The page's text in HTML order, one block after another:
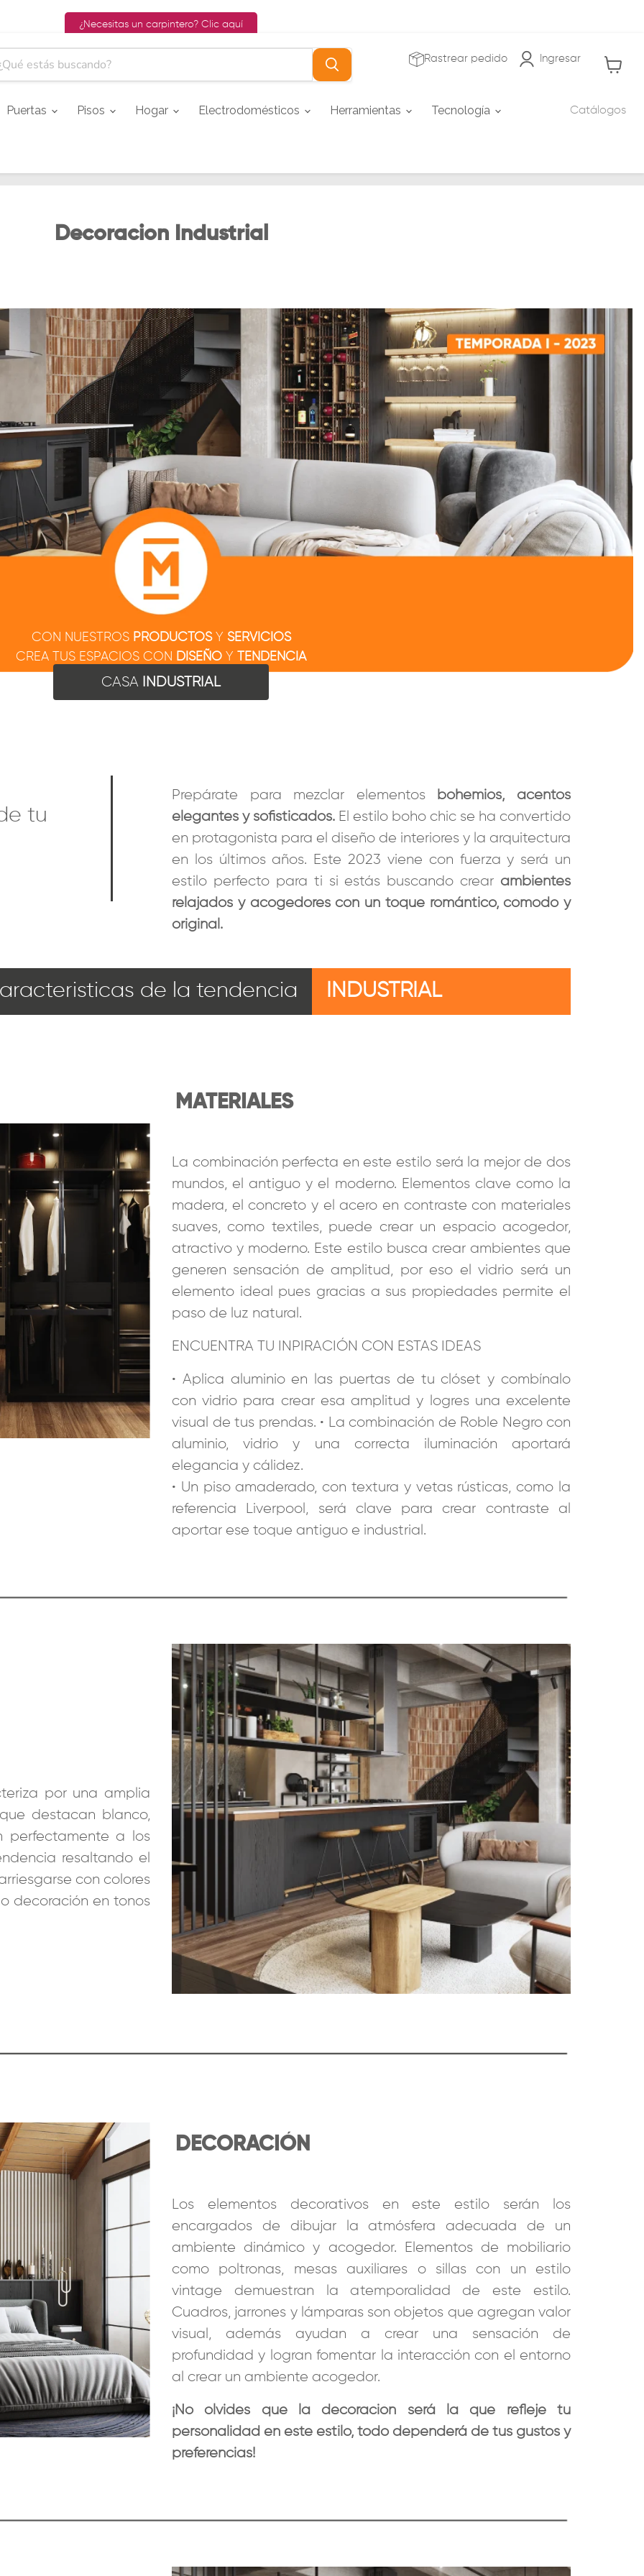
¿Necesitas un carpintero? Clic aquí
Rastrear pedido Ingresar
Puertas Pisos Hogar Electrodomésticos Herramientas Tecnología Catálogos
Decoracion Industrial
CON NUESTROS PRODUCTOSY SERVICIOS
CREA TUS ESPACIOS CON DISEÑO Y TENDENCIA
CASA INDUSTRIAL
tu
Prepárate para mezclar elementos
bohemios, acentos
elegantes y sofisticados. El estilo boho chic se ha convertido
en protagonista para el diseño de interiores y la arquitectura
en los últimos años. Este 2023 viene con fuerza y será un
estilo perfecto para ti si estás buscando crear ambientes
relajados y acogedores con un toque romántico, cómodo y
original.
de la tendencia INDUSTRIAL
MATERIALES
La combinación perfecta en este estilo será la mejor de dos
mundos, el antiguo y el moderno. Elementos clave como la
madera, el concreto y el acero en contraste con materiales
suaves, como textiles, puede crear un espacio acogedor,
atractivo y moderno. Este estilo busca crear ambientes que
generen sensación de amplitud, por eso el vidrio será un
elemento ideal pues gracias a sus propiedades permite el
paso de luz natural.
ENCUENTRA TU INPIRACIÓN CON ESTAS IDEAS
• Aplica aluminio en las puertas de tu clóset y combínalo
con vidrio para crear esa amplitud y logres una excelente
visual de tus prendas. • La combinación de Roble Negro con
aluminio, vidrio y una correcta iluminación aportará
elegancia y cálidez.
• Un piso amaderado, con textura y vetas rústicas, como la
referencia Liverpool, será clave para crear contraste al
aportar ese toque antiguo e industrial.
por una amplia
destacan blanco,
perfectamente a los
resaltando el
con colores
decoración en tonos
DECORACIÓN
Los elementos decorativos en este estilo serán los
encargados de dibujar la atmósfera adecuada de un
ambiente dinámico y acogedor. Elementos de mobiliario
como poltronas, mesas auxiliares o sillas con un estilo
vintage demuestran la atemporalidad de este estilo.
Cuadros, jarrones y lámparas son objetos que agregan valor
visual, además ayudan a crear una sensación de
profundidad y logran fomentar la interacción con el entorno
al crear un ambiente acogedor.
¡No olvides que la decoración será la que refleje tu
personalidad en este estilo, todo dependerá de tus gustos y
preferencias!